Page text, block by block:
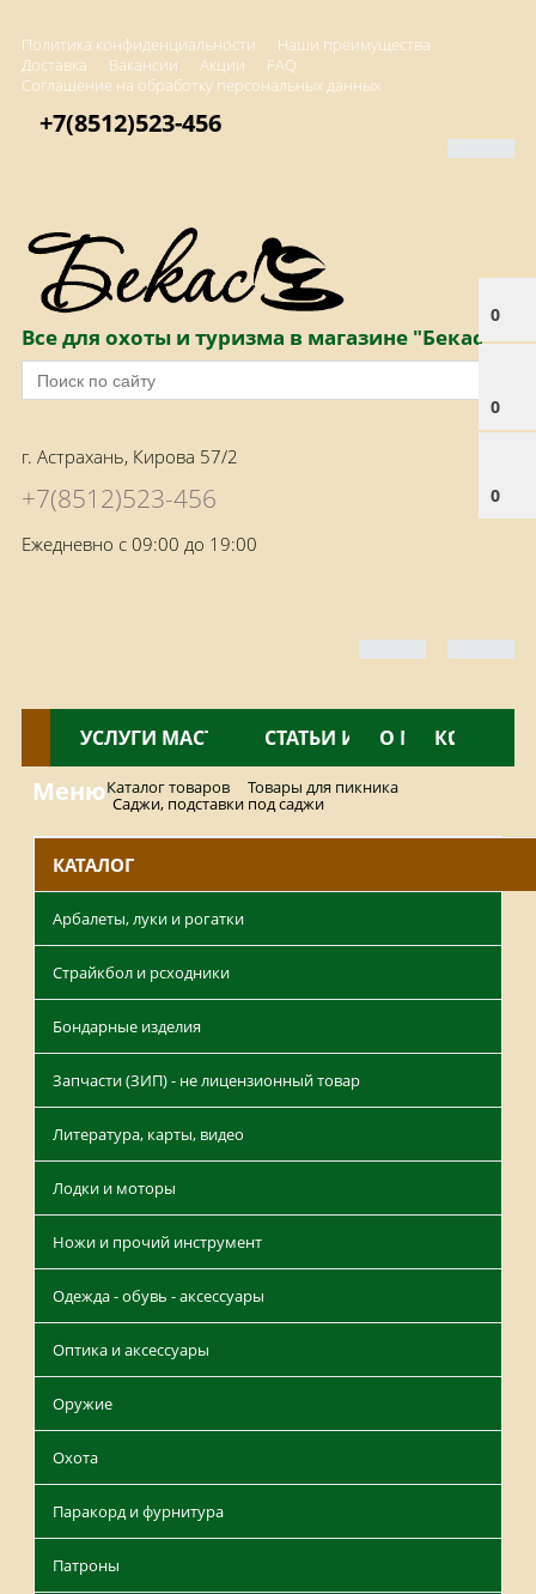
Политика конфиденциальности
Наши преимущества
Доставка
Вакансии Акции
FAQ
Соглашение на обработку персональных данных
0
0
0
+7(8512)523-456
Все для охоты и туризма в магазине "Бекас"
г. Астрахань, Кирова 57/2
+7(8512)523-456
Ежедневно с 09:00 до 19:00
КАТАЛОГ
УСЛУГИ МАСТЕРСКОЙНОВОСТИ
СТАТЬИ И ОБЗОРЫ
О МАГАЗИНЕ
МенюКаталог товаров Товары для пикника
Саджи, подставки под саджи
КАТАЛОГ
Арбалеты, луки и рогатки
Страйкбол и рсходники
Бондарные изделия
Запчасти (ЗИП) - не лицензионный товар
Литература, карты, видео
Лодки и моторы
Ножи и прочий инструмент
Одежда - обувь - аксессуары
Оптика и аксессуары
Оружие
Охота
Паракорд и фурнитура
Патроны